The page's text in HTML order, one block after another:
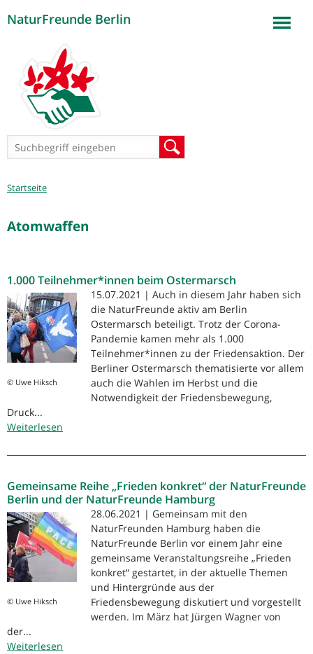
NaturFreunde Berlin
Suchformular
Sie
Startseite
Atomwaffen
1.000 Teilnehmer*innen beim Ostermarsch
© Uwe Hiksch
15.07.2021 | Auch in diesem Jahr haben sich
die NaturFreunde aktiv am Berlin
Ostermarsch beteiligt. Trotz der Corona-
Pandemie kamen mehr als 1.000
Teilnehmer*innen zu der Friedensaktion. Der
Berliner Ostermarsch thematisierte vor allem
auch die Wahlen im Herbst und die
Notwendigkeit der Friedensbewegung,
Druck...
Weiterlesen
Teilnehmer*innen
Ostermarsch
Gemeinsame Reihe „Frieden konkret“ der NaturFreunde
Berlin und der NaturFreunde Hamburg
© Uwe Hiksch
28.06.2021 | Gemeinsam mit den
NaturFreunden Hamburg haben die
NaturFreunde Berlin vor einem Jahr eine
gemeinsame Veranstaltungsreihe „Frieden
konkret“ gestartet, in der aktuelle Themen
und Hintergründe aus der
Friedensbewegung diskutiert und vorgestellt
werden. Im März hat Jürgen Wagner von
der...
Weiterlesen